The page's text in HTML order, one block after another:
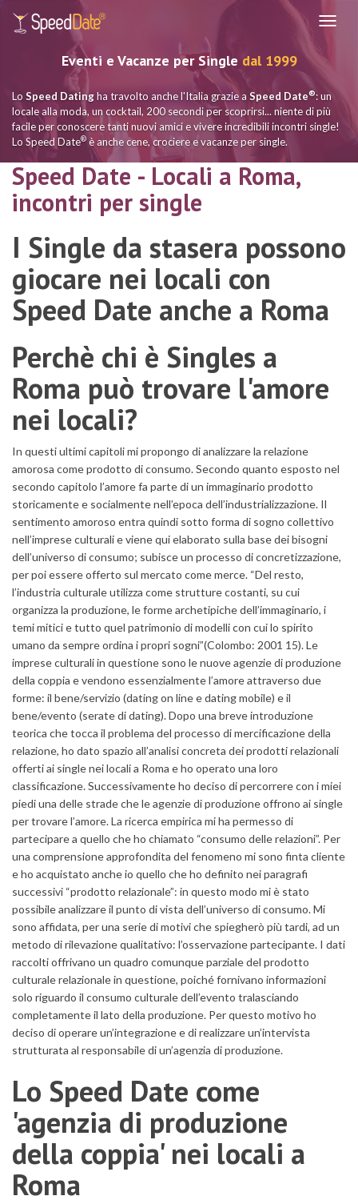
Eventi e Vacanze per Single dal 1999
Lo Speed Datingha travolto anche l'Italia grazie a Speed Date®: un
locale alla moda, un cocktail, 200 secondi per scoprirsi... niente di più
facile per conoscere tanti nuovi amici e vivere incredibili incontri single!
Lo Speed Date® è anche cene, crociere e vacanze per single.
Speed Date - Locali a Roma,
incontri per single
I Single da stasera possono
giocare nei locali con
Speed Date anche a Roma
Perchè chi è Singles a
Roma può trovare l'amore
nei locali?
In questi ultimi capitoli mi propongo di analizzare la relazione
amorosa come prodotto di consumo. Secondo quanto esposto nel
secondo capitolo l’amore fa parte di un immaginario prodotto
storicamente e socialmente nell’epoca dell’industrializzazione. Il
sentimento amoroso entra quindi sotto forma di sogno collettivo
nell’imprese culturalie viene qui elaborato sulla base dei bisogni
dell’universo di consumo; subisce un processo di concretizzazione,
per poi essere offerto sul mercato come merce. “Del resto,
l’industria culturale utilizza come strutture costanti, su cui
organizza la produzione, le forme archetipiche dell’immaginario, i
temi mitici e tutto quel patrimonio di modelli con cui lo spirito
umano da sempre ordina i propri sogni”(Colombo: 2001 15). Le
imprese culturali in questione sono le nuove agenzie di produzione
della coppia e vendono essenzialmente l’amore attraverso due
forme: il bene/servizio (dating on line e dating mobile) e il
bene/evento (serate di dating). Dopo una breve introduzione
teorica che tocca il problema del processo di mercificazione della
relazione, ho dato spazio all’analisi concreta dei prodotti relazionali
offerti ai single nei locali a Roma e ho operato una loro
classificazione. Successivamente ho deciso di percorrere con i miei
piedi una delle strade che le agenzie di produzione offrono ai single
per trovare l’amore. La ricerca empirica mi ha permesso di
partecipare a quello che ho chiamato “consumo delle relazioni”. Per
una comprensione approfondita del fenomeno mi sono finta cliente
e ho acquistato anche io quello che ho definito nei paragrafi
successivi “prodotto relazionale”: in questo modo mi è stato
possibile analizzare il punto di vista dell’universo di consumo. Mi
sono affidata, per una serie di motivi che spiegherò più tardi, ad un
metodo di rilevazione qualitativo: l’osservazione partecipante. I dati
raccolti offrivano un quadro comunque parziale del prodotto
culturale relazionale in questione, poiché fornivano informazioni
solo riguardo il consumo culturale dell’evento tralasciando
completamente il lato della produzione. Per questo motivo ho
deciso di operare un’integrazione e di realizzare un’intervista
strutturata al responsabile di un’agenzia di produzione.
Lo Speed Date come
'agenzia di produzione
della coppia' nei locali a
Roma